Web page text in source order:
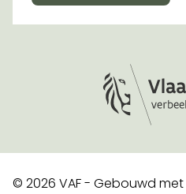
© 2026 VAF - Gebouwd met